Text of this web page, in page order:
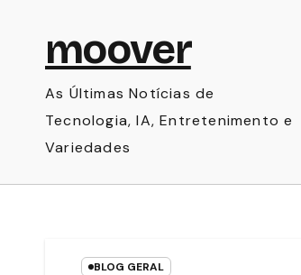
contentmoover
As Últimas Notícias de
Tecnologia, IA, Entretenimento e
Variedades
BLOG GERAL